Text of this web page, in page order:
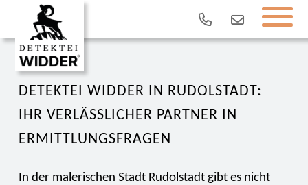
DETEKTEI WIDDER IN RUDOLSTADT:
IHR VERLÄSSLICHER PARTNER IN
ERMITTLUNGSFRAGEN
In der malerischen Stadt Rudolstadt gibt es nicht